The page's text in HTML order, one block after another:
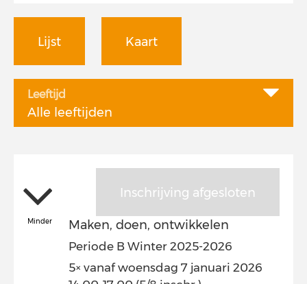
Lijst Kaart
Leeftijd
Alle leeftijden
Inschrijving afgesloten
Minder Maken, doen, ontwikkelen
Periode B Winter 2025-2026
5× vanaf woensdag 7 januari 2026